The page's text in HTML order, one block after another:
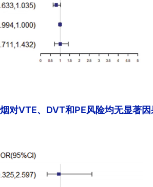
对VTE、DVT和PE风险均无显著